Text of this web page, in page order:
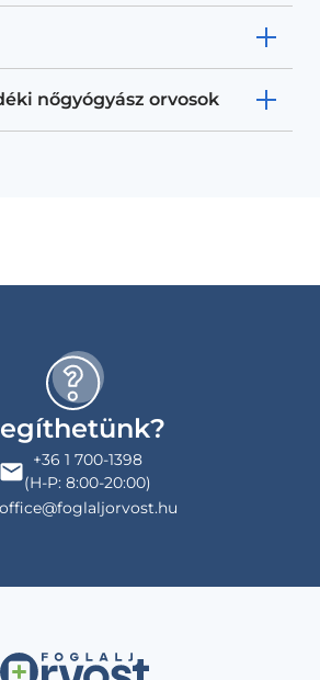
nőgyógyász orvosok
+36 1 700-1398
(H-P: 8:00-20:00)
office@foglaljorvost.hu